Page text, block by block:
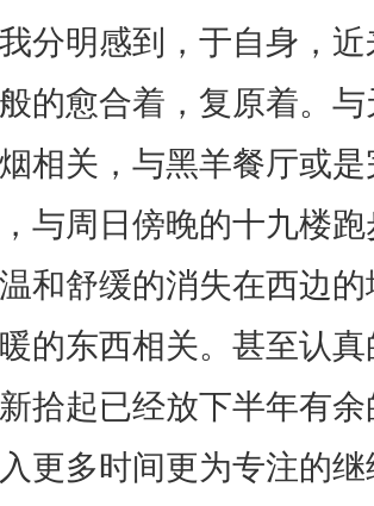
分明感到，于自身，
的愈合着，复原着。
相关，与黑羊餐厅或
与周日傍晚的十九楼
和舒缓的消失在西边
的东西相关。甚至认
拾起已经放下半年有
更多时间更为专注的